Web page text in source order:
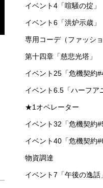
イベント4「喧騒の掟」
イベント6「洪炉示歳」
専用コーデ（ファッショ
第十四章「慈悲光塔」
イベント25「危機契約
イベント6.5「ハーフア
★1オペレーター
イベント32「危機契約
イベント40「危機契約
物資調達
イベント7「午後の逸話」